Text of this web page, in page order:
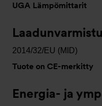
UGA Lämpömittarit
2014/32/EU (MID)
Tuote on CE-merkitty
Energia- ja